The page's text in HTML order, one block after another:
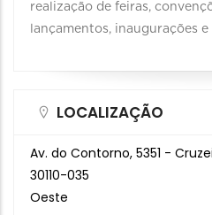
realização de feiras,
lançamentos, inaugurações
LOCALIZAÇÃO
Av. do Contorno, 5351 -
30110-035
Oeste